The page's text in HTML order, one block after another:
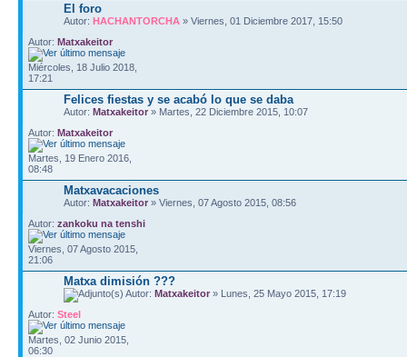
El foro
Autor: HACHANTORCHA » Viernes, 01 Diciembre 2017, 15:50
Autor: Matxakeitor
Miércoles, 18 Julio 2018,
17:21
Felices fiestas y se acabó lo que se daba
Autor: Matxakeitor » Martes, 22 Diciembre 2015, 10:07
Autor: Matxakeitor
Martes, 19 Enero 2016,
08:48
Matxavacaciones
Autor: Matxakeitor » Viernes, 07 Agosto 2015, 08:56
Autor: zankoku na tenshi
Viernes, 07 Agosto 2015,
21:06
Matxa dimisión ???
Autor: Matxakeitor » Lunes, 25 Mayo 2015, 17:19
Autor: Steel
Martes, 02 Junio 2015,
06:30